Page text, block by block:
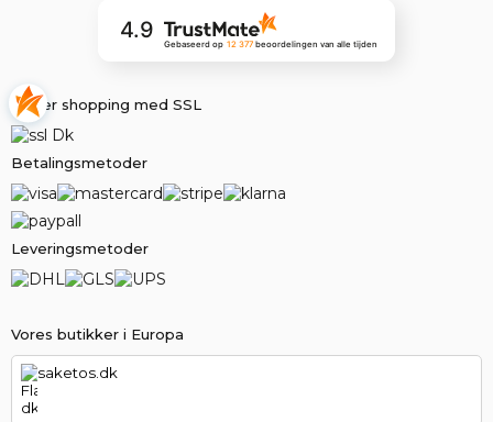
Vores butikker i Europa
saketos.dk
4.9
Gebaseerd op 12 377 beoordelingenvan alle tijden
Sikker shopping med SSL
Betalingsmetoder
Leveringsmetoder